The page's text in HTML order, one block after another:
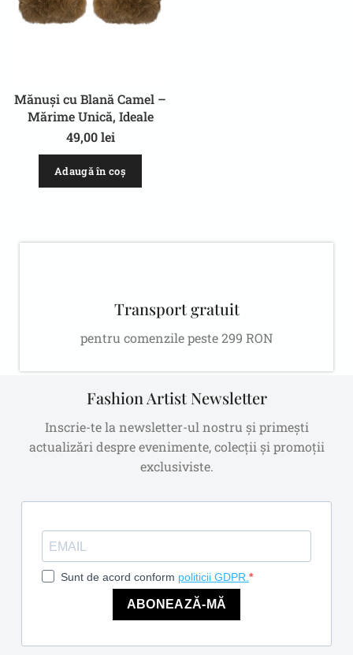
Mănuși cu Blană Camel –
Mărime Unică, Ideale
pentru Iarnă
49,00lei
Adaugă în coș
Transport gratuit
pentru comenzile peste 299 RON
Fashion Artist Newsletter
Inscrie-te la newsletter-ul nostru și primești
actualizări despre evenimente, colecții și promoții
exclusiviste.
Sunt de acord conform politicii GDPR.
ABONEAZĂ-MĂ